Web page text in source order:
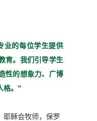
业的每位学生提供
育。 我们引导学生
性的想象力、广博
格。”
稣会牧师， 保罗